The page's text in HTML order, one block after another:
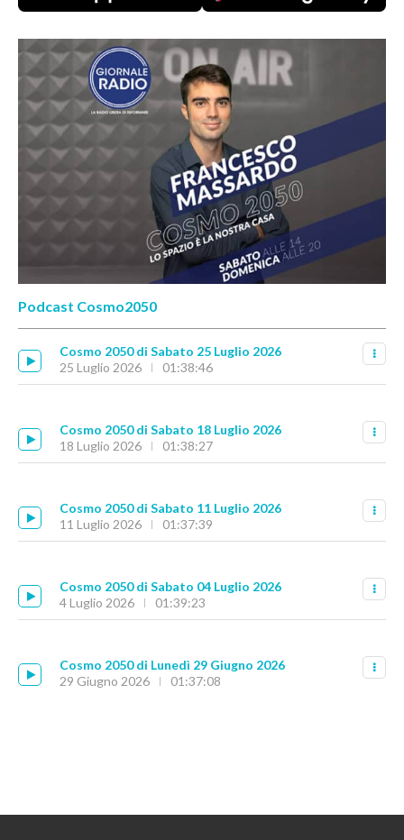
Podcast Cosmo2050
Cosmo 2050 di Sabato 25 Luglio 2026
25 Luglio 2026
01:38:46
Cosmo 2050 di Sabato 18 Luglio 2026
18 Luglio 2026
01:38:27
Cosmo 2050 di Sabato 11 Luglio 2026
11 Luglio 2026
01:37:39
Cosmo 2050 di Sabato 04 Luglio 2026
4 Luglio 2026
01:39:23
Cosmo 2050 di Lunedì 29 Giugno 2026
29 Giugno 2026
01:37:08